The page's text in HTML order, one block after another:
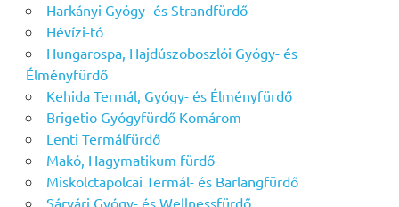
Harkányi Gyógy- és Strandfürdő
Hévízi-tó
Hungarospa, Hajdúszoboszlói Gyógy- és
Élményfürdő
Kehida Termál, Gyógy- és Élményfürdő
Brigetio Gyógyfürdő Komárom
Lenti Termálfürdő
Makó, Hagymatikum fürdő
Miskolctapolcai Termál- és Barlangfürdő
Sárvári Gyógy- és Wellnessfürdő